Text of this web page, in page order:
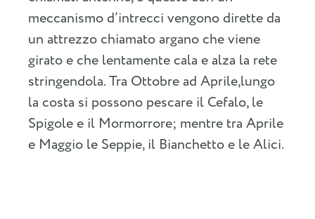
meccanismo d’intrecci vengono dirette da
un attrezzo chiamato argano che viene
girato e che lentamente cala e alza la rete
stringendola. Tra Ottobre ad Aprile,lungo
la costa si possono pescare il Cefalo, le
Spigole e il Mormorrore; mentre tra Aprile
e Maggio le Seppie, il Bianchetto e le Alici.